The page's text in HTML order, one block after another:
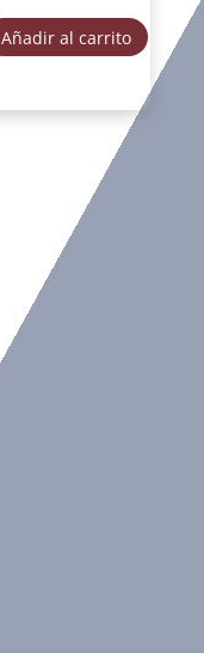
Añadir al carrito